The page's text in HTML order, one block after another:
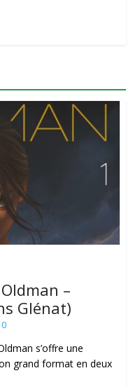
–
Glénat)
0
s’offre une
grand format en deux